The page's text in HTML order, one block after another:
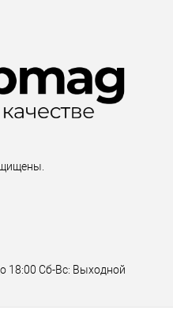
18:00 Сб-Вс: Выходной